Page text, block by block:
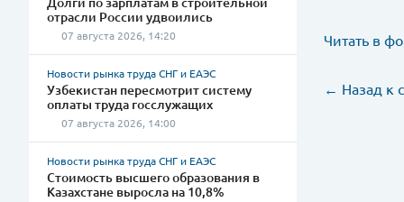
отрасли России удвоились
07 августа 2026, 14:20
Новости рынка труда СНГ и ЕАЭС
Узбекистан пересмотрит систему
оплаты труда госслужащих
07 августа 2026, 14:00
Новости рынка труда СНГ и ЕАЭС
Стоимость высшего образования в
Казахстане выросла на 10,8%
Читать в
← Назад к